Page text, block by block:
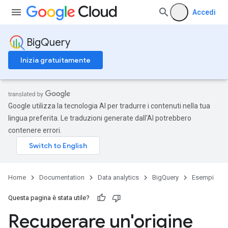
Accedi
BigQuery
Inizia gratuitamente
Google utilizza la tecnologia AI per tradurre i contenuti nella tua
lingua preferita. Le traduzioni generate dall'AI potrebbero
contenere errori.
Home Documentation Data analytics BigQuery Esempi
Questa pagina è stata utile?
Recuperare un'origine